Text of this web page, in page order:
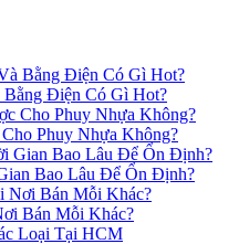
Bằng Điện Có Gì Hot?
Phuy Nhựa Không?
Bao Lâu Để Ổn Định?
Bán Mỗi Khác?